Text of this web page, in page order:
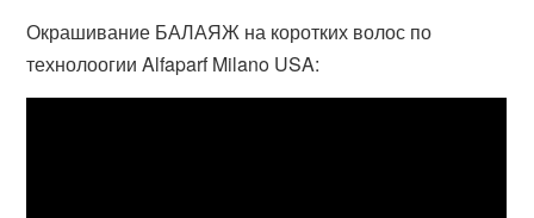
Окрашивание БАЛАЯЖ на коротких волос по
технолоогии Alfaparf Milano USA: